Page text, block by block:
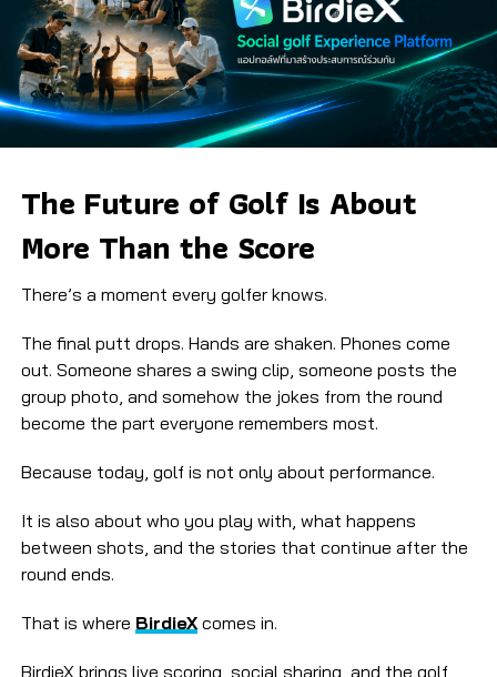
The Future of Golf Is About
More Than the Score
There’s a moment every golfer knows.
The final putt drops. Hands are shaken. Phones come
out. Someone shares a swing clip, someone posts the
group photo, and somehow the jokes from the round
become the part everyone remembers most.
Because today, golf is not only about performance.
It is also about who you play with, what happens
between shots, and the stories that continue after the
round ends.
That is where BirdieXcomes in.
BirdieX brings live scoring, social sharing, and the golf